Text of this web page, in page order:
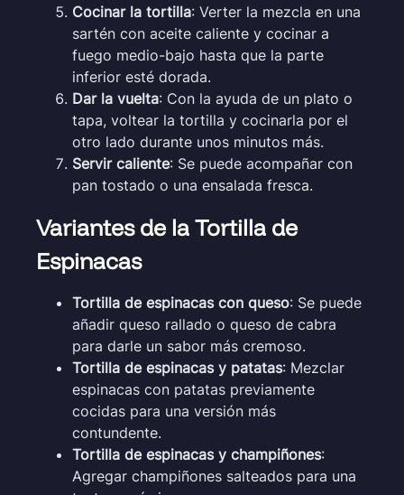
Cocinar la tortilla: Verter la mezcla en una
sartén con aceite caliente y cocinar a
fuego medio-bajo hasta que la parte
inferior esté dorada.
Dar la vuelta: Con la ayuda de un plato o
tapa, voltear la tortilla y cocinarla por el
otro lado durante unos minutos más.
Servir caliente: Se puede acompañar con
pan tostado o una ensalada fresca.
Variantes de la Tortilla de
Espinacas
Tortilla de espinacas con queso: Se puede
añadir queso rallado o queso de cabra
para darle un sabor más cremoso.
Tortilla de espinacas y patatas: Mezclar
espinacas con patatas previamente
cocidas para una versión más
contundente.
Tortilla de espinacas y champiñones:
Agregar champiñones salteados para una